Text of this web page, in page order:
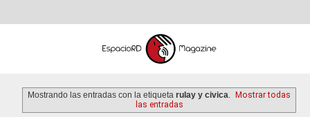
Mostrando las entradas con la etiqueta rulay y civica
Mostrar todas
las entradas